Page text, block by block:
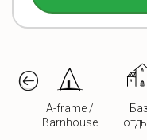
A-frame /
Barnhouse